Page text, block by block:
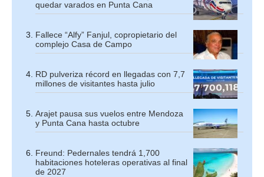
quedar varados en Punta Cana
Fallece “Alfy” Fanjul, copropietario del
complejo Casa de Campo
RD pulveriza récord en llegadas con 7,7
millones de visitantes hasta julio
Arajet pausa sus vuelos entre Mendoza
y Punta Cana hasta octubre
Freund: Pedernales tendrá 1,700
habitaciones hoteleras operativas al final
de 2027